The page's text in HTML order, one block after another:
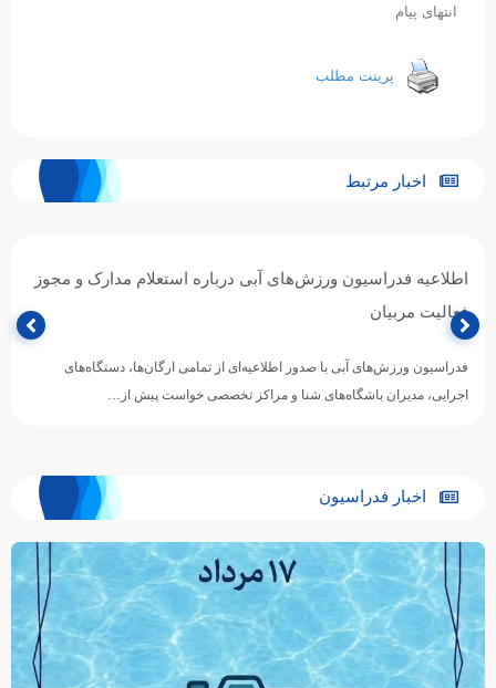
انتهای پیام
پرینت مطلب
اخبار مرتبط
اطلاعیه فدراسیون ورزش‌های آبی درباره استعلام مدارک و مجوز
فعالیت مربیان
فدراسیون ورزش‌های آبی با صدور اطلاعیه‌ای از تمامی ارگان‌ها، دستگاه‌های
اجرایی، مدیران باشگاه‌های شنا و مراکز تخصصی خواست پیش از…
اخبار فدراسیون